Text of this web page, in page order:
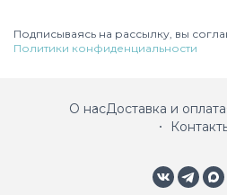
Подписываясь на рассылку, вы
Политики конфиденциальности
О насДоставка и оплата